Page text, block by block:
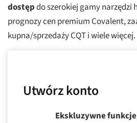
dostępdo szerokiej gamy
prognozy cen premium Covalent,
kupna/sprzedaży CQT i wiele więcej.
Utwórz konto
Ekskluzywne